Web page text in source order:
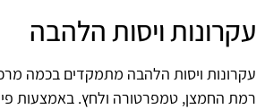
עקרונות ויסות הלהבה
עקרונות ויסות הלהבה מתמקדים בכמה
רמת החמצן, טמפרטורה ולחץ. באמצעות